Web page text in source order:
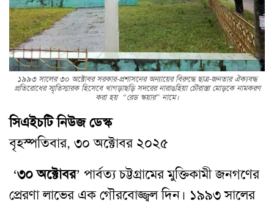
১৯৯৩ সালের ৩০ অক্টোবর সরকার-প্রশাসনের অন্যায়ের বিরুদ্ধে ছাত্র-জনতার ঐক্যবদ্ধ
প্রতিরোধের স্মৃতিস্মারক হিসেবে খাগড়াছড়ি সদরের নারাঙহিয়া চৌরাস্তা মোড়কে নামকরণ
করা হয় “রেড স্কয়ার” নামে।
সিএইচটি নিউজ ডেস্ক
বৃহস্পতিবার, ৩০ অক্টোবর ২০২৫
‘৩০ অক্টোবর’ পার্বত্য চট্টগ্রামের মুক্তিকামী জনগণের
প্রেরণা লাভের এক গৌরবোজ্জ্বল দিন। ১৯৯৩ সালের